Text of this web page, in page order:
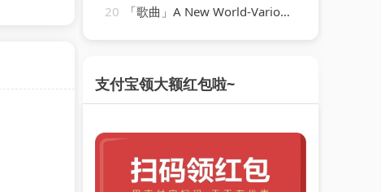
20
「歌曲」A New World-Various Artists
支付宝领大额红包啦~